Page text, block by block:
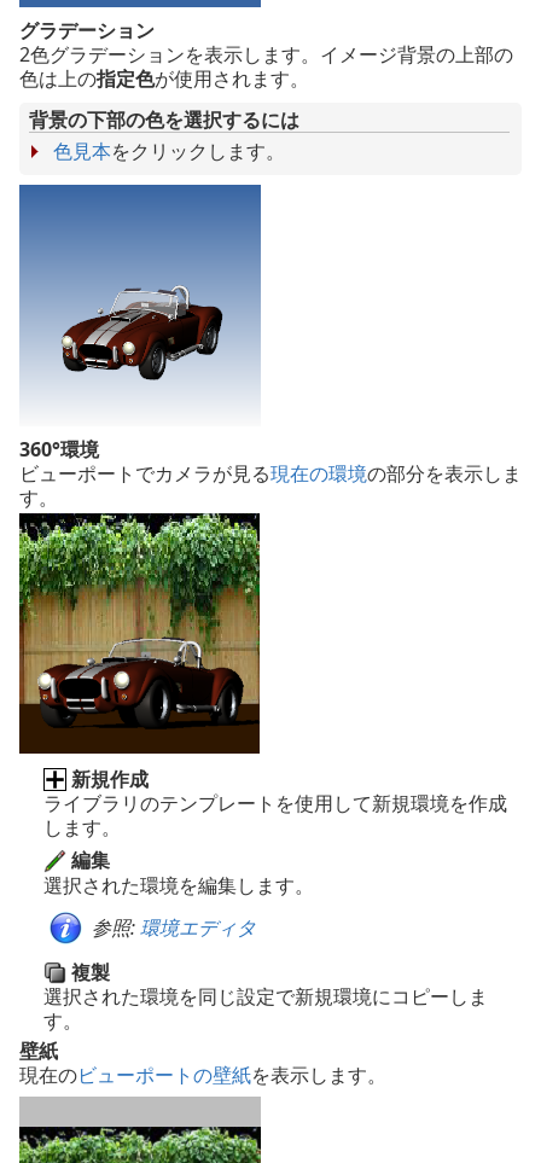
グラデーション
2色グラデーションを表示します。イメージ背景の上部の
色は上の指定色が使用されます。
背景の下部の色を選択するには
色見本をクリックします。
360°環境
ビューポートでカメラが見る現在の環境の部分を表示しま
す。
新規作成
ライブラリのテンプレートを使用して新規環境を作成
します。
編集
選択された環境を編集します。
参照:環境エディタ
複製
選択された環境を同じ設定で新規環境にコピーしま
す。
壁紙
現在のビューポートの壁紙を表示します。